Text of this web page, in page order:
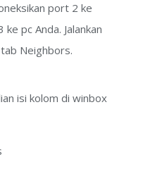
port 2 ke
pc Anda. Jalankan
Neighbors.
isi kolom di winbox